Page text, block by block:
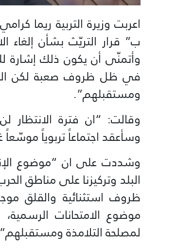
اعربت وزيرة التربية ​ريما
ب” قرار التريّث بشأن إلغاء
وأتمنّى أن يكون ذلك إشارة
في ظل ظروف صعبة لكن
ومستقبلهم”.
وقالت: “ان فترة
وسأعقد اجتماعاً تربوياً
وشددت على ان “موضوع
البلد وتركيزنا على مناطق
ظروف استثنائية والقلق
موضوع الامتحانات
لمصلحة التلامذة